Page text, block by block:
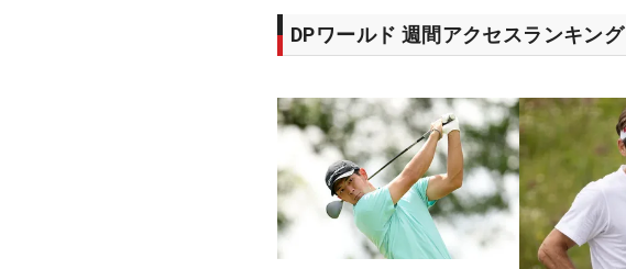
DPワールド 週間アクセスランキング